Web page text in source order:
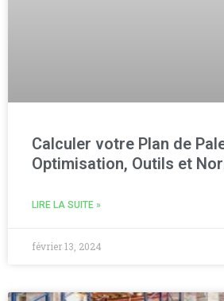
Calculer votre Plan de
Optimisation, Outils et
LIRE LA SUITE »
février 13, 2024